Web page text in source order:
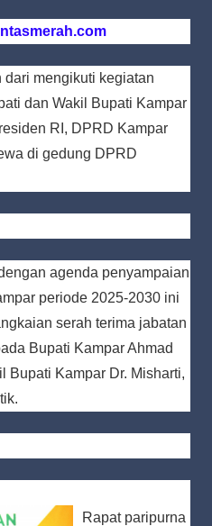
mengikuti kegiatan
dan Wakil Bupati Kampar
RI, DPRD Kampar
di gedung DPRD
agenda penyampaian
periode 2025-2030 ini
serah terima jabatan
Bupati Kampar Ahmad
Bupati Kampar Dr. Misharti,
Rapat paripurna